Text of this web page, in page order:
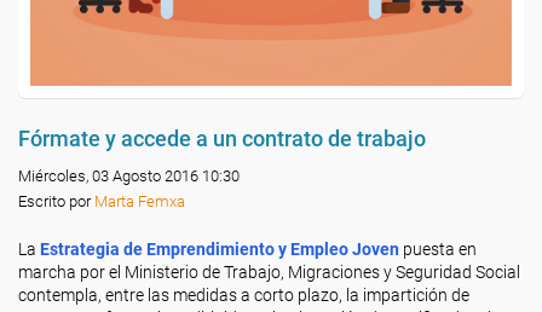
Fórmate y accede a un contrato de trabajo
Miércoles, 03 Agosto 2016 10:30
Escrito por Marta Femxa
La Estrategia de Emprendimiento y Empleo Joven puesta en
marcha por el Ministerio de Trabajo, Migraciones y Seguridad Social
contempla, entre las medidas a corto plazo, la impartición de